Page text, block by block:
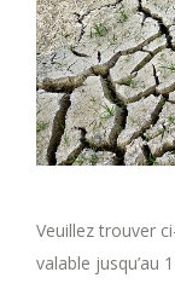
Veuillez trouver
valable jusqu’au